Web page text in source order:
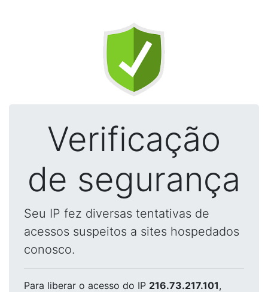
Verificação
de segurança
Seu IP fez diversas tentativas de
acessos suspeitos a sites hospedados
conosco.
Para liberar o acesso do IP 216.73.217.101,